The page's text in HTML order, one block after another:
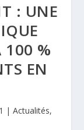
: UNE
100 %
EN
| Actualités,